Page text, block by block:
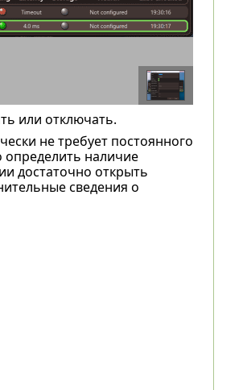
или отключать.
не требует постоянного
наличие
достаточно открыть
сведения о